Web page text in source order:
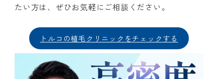
たい方は、ぜひお気軽にご相談ください。
トルコの植毛クリニックをチェックする